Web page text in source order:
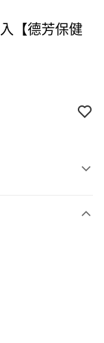
【德芳保健